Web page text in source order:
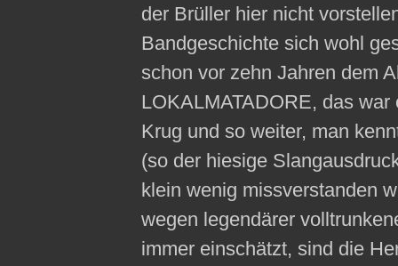
der Brüller hier nicht
Bandgeschichte sich wohl
schon vor zehn Jahren dem
LOKALMATADORE, das
Krug und so weiter, man
(so der hiesige
klein wenig missverstanden
wegen legendärer
immer einschätzt, sind die